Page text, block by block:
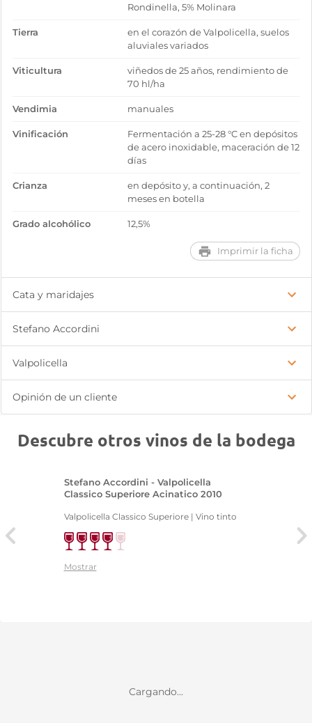
Rondinella, 5% Molinara
Tierra
en el corazón de Valpolicella, suelos
aluviales variados
Viticultura
viñedos de 25 años, rendimiento de
70 hl/ha
Vendimia manuales
Vinificación
Fermentación a 25-28 °C en depósitos
de acero inoxidable, maceración de 12
días
Crianza
en depósito y, a continuación, 2
meses en botella
Grado alcohólico 12,5%
Imprimir la ficha
Cata y maridajes
Stefano Accordini
Valpolicella
Opinión de un cliente
Descubre otros vinos de la bodega
Stefano Accordini - Valpolicella
Classico Superiore Acinatico 2010
Valpolicella Classico Superiore | Vino tinto
Mostrar
Cargando...